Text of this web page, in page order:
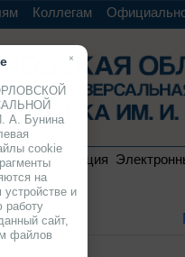
Коллегам
коллекция
×
Бунина
cookie
на
и
работу
сайт,
файлов